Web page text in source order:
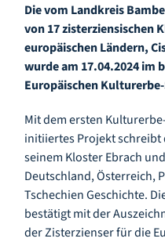
Die vom Landkreis
von 17 zisterziensischen
europäischen Ländern,
wurde am 17.04.2024 im
Europäischen
Mit dem ersten
initiiertes Projekt schreibt
seinem Kloster Ebrach
Deutschland, Österreich,
Tschechien Geschichte.
bestätigt mit der
der Zisterzienser für die